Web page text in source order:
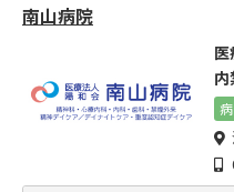
南山病院
全